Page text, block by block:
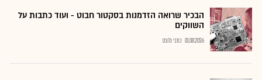
הבכיר שרואה הזדמנות בסקטור חבוט - ועוד כתבות על
השווקים
01.08.2026 כתבי גלובס